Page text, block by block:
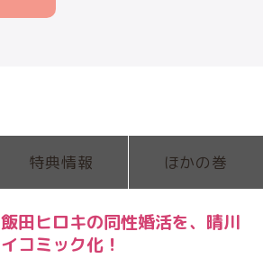
特典情報 ほかの巻
田ヒロキの同性婚活を、晴川
コミック化！